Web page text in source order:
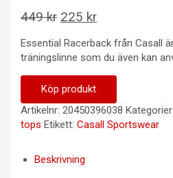
449kr Det
priset
449 kr.
225 krDet
priset
Essential Racerback från Casall
träningslinne som du även kan
Köp produkt
Artikelnr: 20450396038 Kategorier:
tops Etikett: Casall Sportswear
Beskrivning